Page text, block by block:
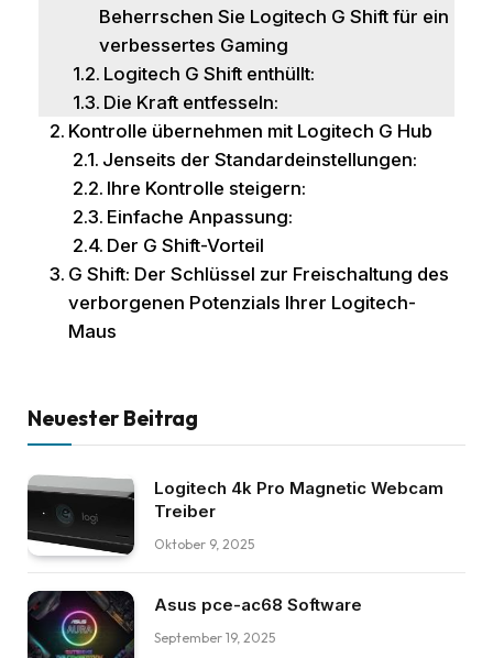
Beherrschen Sie Logitech G Shift für ein
verbessertes Gaming
Logitech G Shift enthüllt:
Die Kraft entfesseln:
Kontrolle übernehmen mit Logitech G Hub
Jenseits der Standardeinstellungen:
Ihre Kontrolle steigern:
Einfache Anpassung:
Der G Shift-Vorteil
G Shift: Der Schlüssel zur Freischaltung des
verborgenen Potenzials Ihrer Logitech-
Maus
Neuester Beitrag
Logitech 4k Pro Magnetic Webcam
Treiber
Oktober 9, 2025
Asus pce-ac68 Software
September 19, 2025